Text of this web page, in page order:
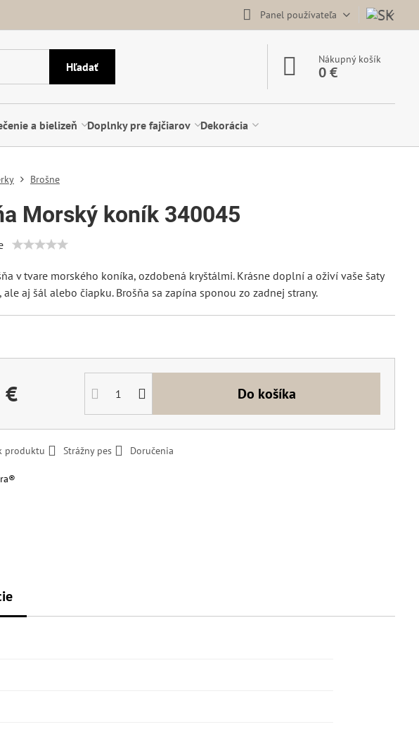
Panel používateľa
Hľadať
Nákupný košík
0 €
a bielizeň Doplnky pre fajčiarov Dekorácia
Brošne
Morský koník 340045
v tvare morského koníka, ozdobená kryštálmi. Krásne doplní a oživí vaše šaty
ale aj šál alebo čiapku. Brošňa sa zapína sponou zo zadnej strany.
€ Do košíka
produktu Strážny pes Doručenia